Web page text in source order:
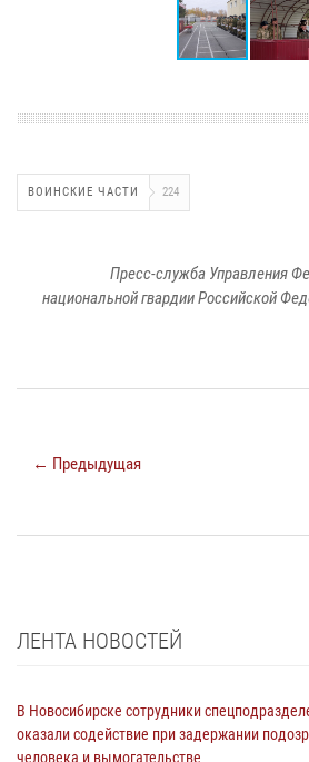
ВОИНСКИЕ ЧАСТИ 224
Пресс-служба Управления
национальной гвардии Российской
← Предыдущая
ЛЕНТА НОВОСТЕЙ
В Новосибирске сотрудники
оказали содействие при задержании
человека и вымогательстве